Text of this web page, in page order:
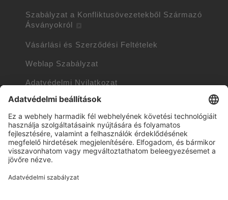
Szabályzat a Konfliktusövezetekből Származó
Ásványokról
Vásárlási és Szerződési Feltételek
Weblap Szabályzat
Adatvédelmi Nyilatkozat
Sütik kezelésének szabályzata
Süti Információk
Trademarks owned by other companies